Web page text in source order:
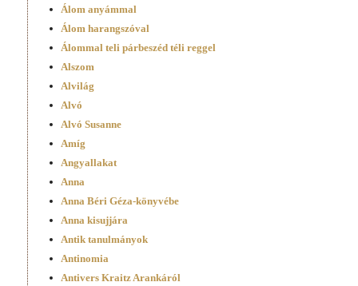
Álom anyámmal
Álom harangszóval
Álommal teli párbeszéd téli reggel
Alszom
Alvilág
Alvó
Alvó Susanne
Amíg
Angyallakat
Anna
Anna Béri Géza-könyvébe
Anna kisujjára
Antik tanulmányok
Antinomia
Antivers Kraitz Arankáról